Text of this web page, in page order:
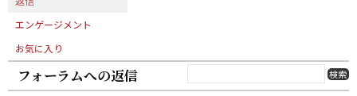
エンゲージメント
お気に入り
フォーラムへの返信